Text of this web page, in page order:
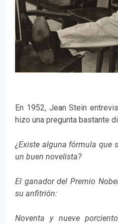
En 1952, Jean Stein
hizo una pregunta bastante
¿Existe alguna fórmula que
un buen novelista?
El ganador del Premio
su anfitrión:
Noventa y nueve